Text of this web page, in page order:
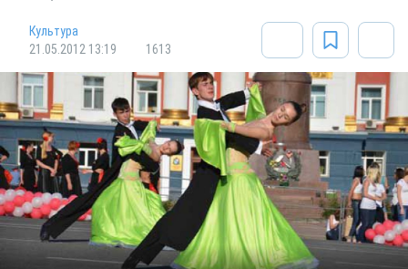
Культура
21.05.2012 13:19
1613